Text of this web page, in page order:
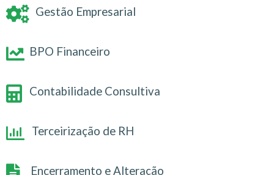
Gestão Empresarial
BPO Financeiro
Contabilidade Consultiva
Terceirização de RH
Encerramento e Alteração